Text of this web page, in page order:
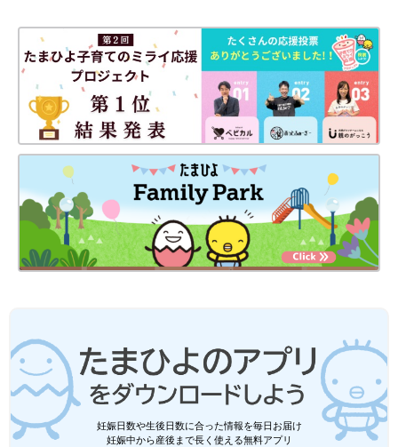
妊娠日数や生後日数に合った情報を毎日お届け
妊娠中から産後まで長く使える無料アプリ